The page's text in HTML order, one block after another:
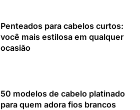
Penteados para cabelos curtos:
você mais estilosa em qualquer
ocasião
50 modelos de cabelo platinado
para quem adora fios brancos